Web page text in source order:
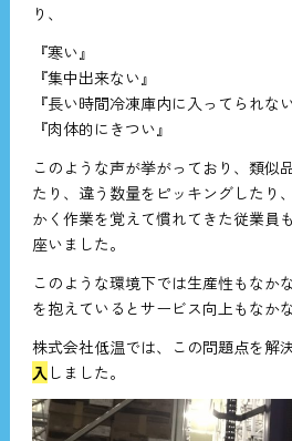
り、
『寒い』
『集中出来ない』
『長い時間冷凍庫内に入ってられない
『肉体的にきつい』
このような声が挙がっており、類似
たり、違う数量をピッキングしたり
かく作業を覚えて慣れてきた従業員
座いました。
このような環境下では生産性もなか
を抱えているとサービス向上もなか
株式会社低温では、この問題点を解
入 しました。